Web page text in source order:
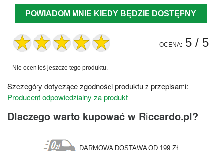
POWIADOM MNIE KIEDY BĘDZIE DOSTĘPNY
OCENA: 5 / 5
Nie oceniłeś jeszcze tego produktu.
Szczegóły dotyczące zgodności produktu z przepisami:
Producent odpowiedzialny za produkt
Dlaczego warto kupować w Riccardo.pl?
DARMOWA DOSTAWA OD 199 ZŁ